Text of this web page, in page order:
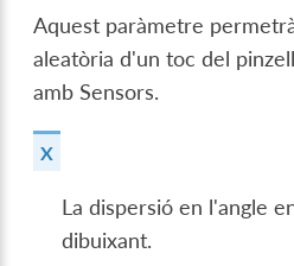
Aquest paràmetre
aleatòria d'un toc del
amb Sensors.
X
La dispersió en l'angle
dibuixant.